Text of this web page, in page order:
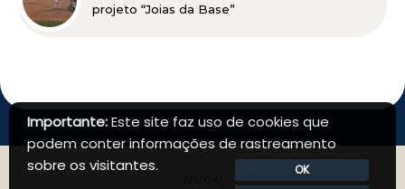
projeto “Joias da Base”
Importante:Este site faz uso de cookies que
podem conter informações de rastreamento
sobre os visitantes.
OK